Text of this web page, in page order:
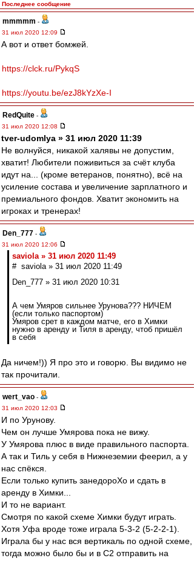
Последнее сообщение
mmmmm -
31 июл 2020 12:09
А вот и ответ бомжей.
https://clck.ru/PykqS
https://youtu.be/ezJ8kYzXe-I
RedQuite -
31 июл 2020 12:08
tver-udomlya » 31 июл 2020 11:39
Не волнуйся, никакой халявы не допустим,
хватит! Любители поживиться за счёт клуба
идут на... (кроме ветеранов, понятно), всё на
усиление состава и увеличение зарплатного и
премиального фондов. Хватит экономить на
игроках и тренерах!
Den_777 -
31 июл 2020 12:06
saviola » 31 июл 2020 11:49
# saviola » 31 июл 2020 11:49
Den_777 » 31 июл 2020 10:31
А чем Умяров сильнее Урунова??? НИЧЕМ
(если только паспортом)
Умяров срет в каждом матче, его в Химки
нужно в аренду и Тиля в аренду, чтоб пришёл
в себя
Да ничем!)) Я про это и говорю. Вы видимо не
так прочитали.
wert_vao -
31 июл 2020 12:03
И по Урунову.
Чем он лучше Умярова пока не вижу.
У Умярова плюс в виде правильного паспорта.
А так и Тиль у себя в Нижнеземии феерил, а у
нас спёкся.
Если только купить занедороХо и сдать в
аренду в Химки...
И то не вариант.
Смотря по какой схеме Химки будут играть.
Хотя Уфа вроде тоже играла 5-3-2 (5-2-2-1).
Играла бы у нас вся вертикаль по одной схеме,
тогда можно было бы и в С2 отправить на